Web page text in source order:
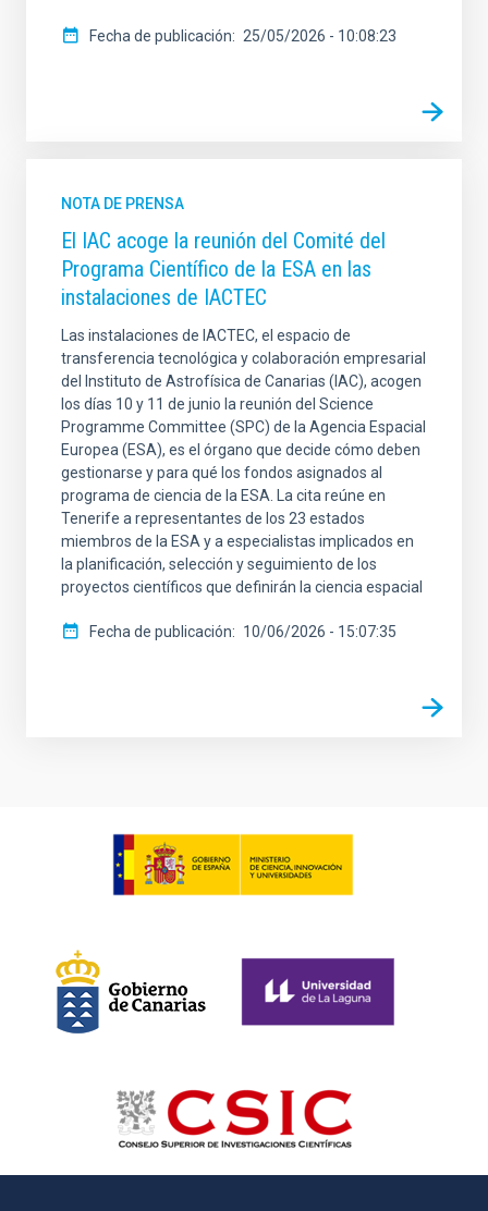
Fecha de publicación 25/05/2026 - 10:08:23
NOTA DE PRENSA
El IAC acoge la reunión del Comité del
Programa Científico de la ESA en las
instalaciones de IACTEC
Las instalaciones de IACTEC, el espacio de
transferencia tecnológica y colaboración empresarial
del Instituto de Astrofísica de Canarias (IAC), acogen
los días 10 y 11 de junio la reunión del Science
Programme Committee (SPC) de la Agencia Espacial
Europea (ESA), es el órgano que decide cómo deben
gestionarse y para qué los fondos asignados al
programa de ciencia de la ESA. La cita reúne en
Tenerife a representantes de los 23 estados
miembros de la ESA y a especialistas implicados en
la planificación, selección y seguimiento de los
proyectos científicos que definirán la ciencia espacial
Fecha de publicación 10/06/2026 - 15:07:35